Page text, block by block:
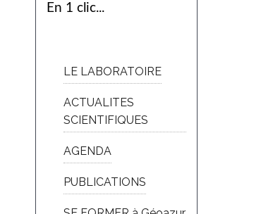
En 1 clic...
LE LABORATOIRE
ACTUALITES
SCIENTIFIQUES
AGENDA
PUBLICATIONS